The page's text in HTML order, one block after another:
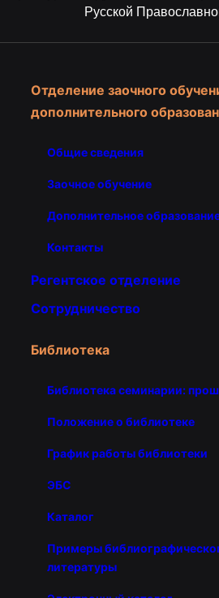
Русской
Отделение заочного
дополнительного
Общие сведения
Заочное обучение
Дополнительное
Контакты
Регентское отделение
Сотрудничество
Библиотека
Библиотека семинарии:
Положение о библиотеке
График работы библиотеки
ЭБС
Каталог
Примеры
литературы